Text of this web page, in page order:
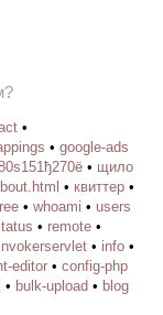
•
• google-ads
• щило
• квиттер •
• whoami • users
• remote •
• info •
editor • config-php
• bulk-upload • blog